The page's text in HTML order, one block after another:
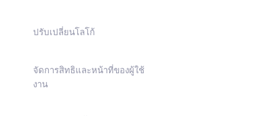
ปรับเปลี่ยนโลโก้
จัดการสิทธิและหน้าที่ของผู้ใช้
งาน